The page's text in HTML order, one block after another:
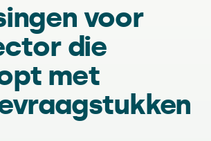
voor
die
met